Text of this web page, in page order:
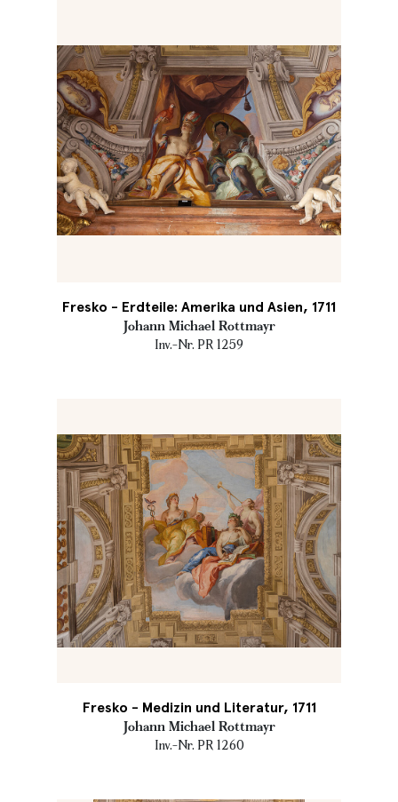
Fresko - Erdteile: Amerika und Asien, 1711
Johann Michael Rottmayr
Inv.-Nr. PR 1259
Fresko - Medizin und Literatur, 1711
Johann Michael Rottmayr
Inv.-Nr. PR 1260